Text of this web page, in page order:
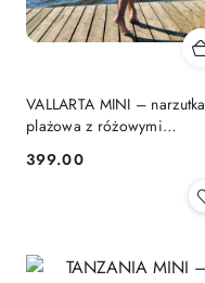
VALLARTA MINI – narzutka
plażowa z różowymi
Cena:
399.00